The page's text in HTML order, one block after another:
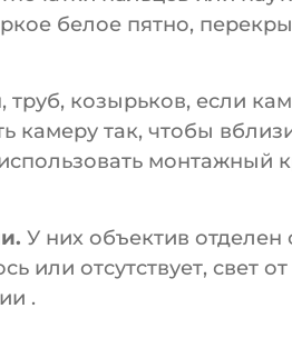
белое пятно,
труб, козырьков, если
камеру так, чтобы
монтажный
У них объектив
или отсутствует, свет
.